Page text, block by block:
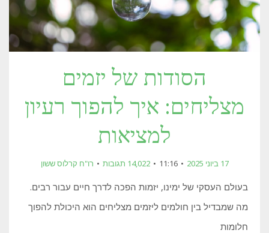
הסודות של יזמים
מצליחים: איך להפוך רעיון
למציאות
17 ביוני 2025 11:16 14,022 תגובות רו"ח קרלוס ששון
בעולם העסקי של ימינו, יזמות הפכה לדרך חיים עבור רבים.
מה שמבדיל בין חולמים ליזמים מצליחים הוא היכולת להפוך
חלומות